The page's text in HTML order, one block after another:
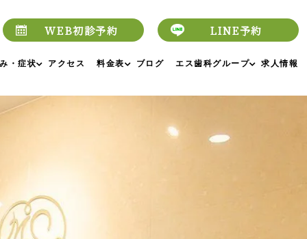
WEB初診予約 LINE予約
・症状 アクセス 料金表 ブログ エス歯科グループ 求人情報